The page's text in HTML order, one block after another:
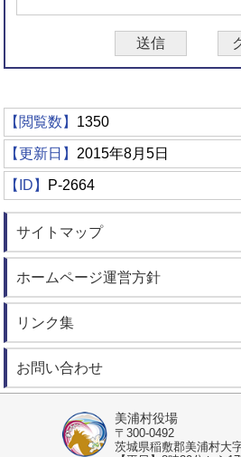
【閲覧数】 1350
【更新日】 2015年8月5日
【ID】 P-2664
サイトマップ
ホームページ運営方針
リンク集
お問い合わせ
美浦村役場
〒300-0492
茨城県稲敷郡美浦村大